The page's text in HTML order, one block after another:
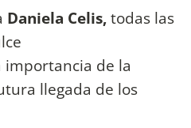
Daniela Celis,todas las
importancia de la
llegada de los